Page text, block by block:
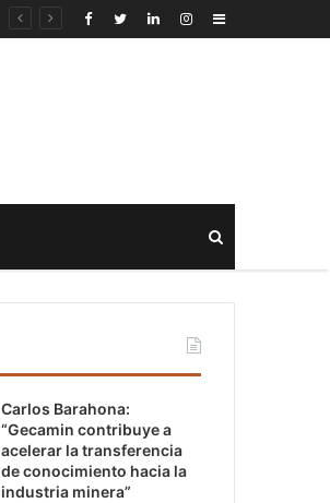
Sidebar
Carlos Barahona:
“Gecamin contribuye a
acelerar la transferencia
de conocimiento hacia la
industria minera”